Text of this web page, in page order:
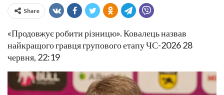
Share
«Продовжує робити різницю». Ковалець назвав
найкращого гравця групового етапу ЧС-2026 28
червня, 22:19